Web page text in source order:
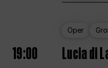
Oper
19:00 Lucia di